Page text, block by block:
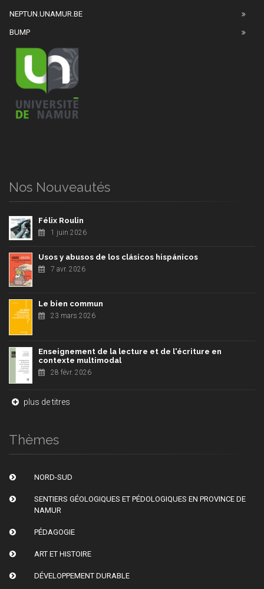
NEPTUN.UNAMUR.BE
BUMP
Nos Nouveautés
Félix Roulin
1 juin 2026
Usos y abusos de los clásicos hispánicos
7 avr. 2026
Le bien commun
23 mars 2026
Enseignement de la lecture et de l'écriture en
contexte multimodal
28 févr. 2026
plus de titres
Thèmes
NORD-SUD
SENTIERS GÉOLOGIQUES ET PÉDOLOGIQUES EN PROVINCE DE
NAMUR
PÉDAGOGIE
ART ET HISTOIRE
DÉVELOPPEMENT DURABLE